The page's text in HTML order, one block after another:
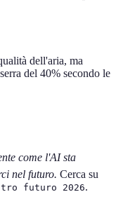
dell'aria, ma
del 40% secondo le
come l'AI sta
nel futuro. Cerca su
futuro 2026.